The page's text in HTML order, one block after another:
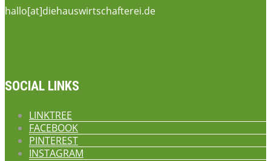
hallo[at]diehauswirtschafterei.de
SOCIAL LINKS
LINKTREE
FACEBOOK
PINTEREST
INSTAGRAM